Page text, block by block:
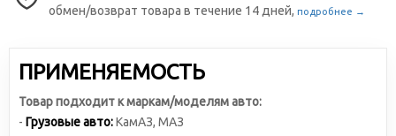
обмен/возврат товара в течение 14 дней, подробнее →
ПРИМЕНЯЕМОСТЬ
Товар подходит к маркам/моделям авто:
- Грузовые авто:КамАЗ, МАЗ